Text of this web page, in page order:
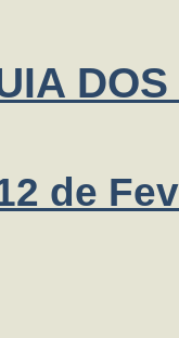
de